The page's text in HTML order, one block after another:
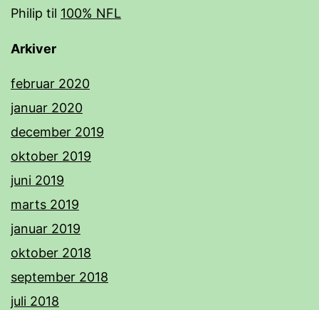
Philip til 100% NFL
Arkiver
februar 2020
januar 2020
december 2019
oktober 2019
juni 2019
marts 2019
januar 2019
oktober 2018
september 2018
juli 2018